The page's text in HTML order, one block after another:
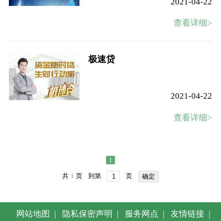
查看详细>
极速贷
2021-04-22
查看详细>
1
共 1 页 到第 页 确定
网站地图 | 隐私保密声明 | 服务网点 | 友情链接 |